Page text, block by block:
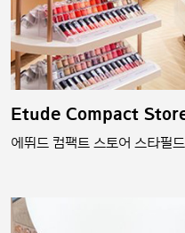
Etude Compact
에뛰드 컴팩트 스토어 스타필